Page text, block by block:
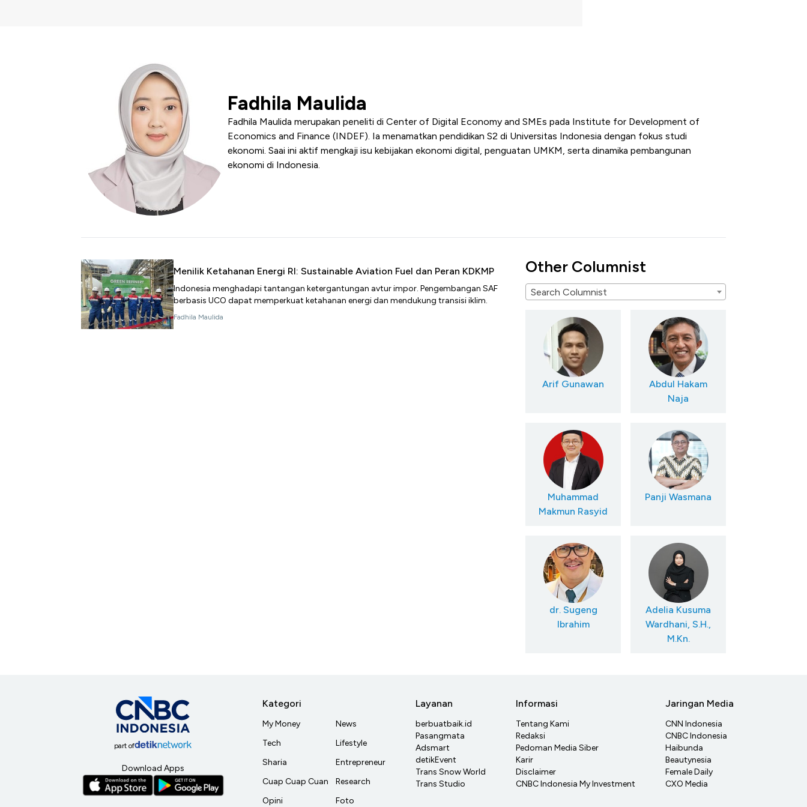
Fadhila Maulida
Fadhila Maulida merupakan peneliti di Center of Digital Economy and SMEs pada Institute for Development of
Economics and Finance (INDEF). Ia menamatkan pendidikan S2 di Universitas Indonesia dengan fokus studi
ekonomi. Saai ini aktif mengkaji isu kebijakan ekonomi digital, penguatan UMKM, serta dinamika pembangunan
ekonomi di Indonesia.
Menilik Ketahanan Energi RI: Sustainable Aviation Fuel dan Peran KDKMP
Indonesia menghadapi tantangan ketergantungan avtur impor. Pengembangan SAF
berbasis UCO dapat memperkuat ketahanan energi dan mendukung transisi iklim.
Fadhila Maulida
Other Columnist
Search Columnist
Arif Gunawan
Abdul Hakam
Naja
Muhammad
Makmun Rasyid
Panji Wasmana
dr. Sugeng
Ibrahim
Adelia Kusuma
Wardhani, S.H.,
M.Kn.
part of
Download Apps
Kategori
My Money
Tech
Sharia
Cuap Cuap Cuan
Opini
News
Lifestyle
Entrepreneur
Research
Foto
Layanan
berbuatbaik.id
Pasangmata
Adsmart
detikEvent
Trans Snow World
Trans Studio
Informasi
Tentang Kami
Redaksi
Pedoman Media Siber
Karir
Disclaimer
CNBC Indonesia My Investment
Jaringan Media
CNN Indonesia
CNBC Indonesia
Haibunda
Beautynesia
Female Daily
CXO Media